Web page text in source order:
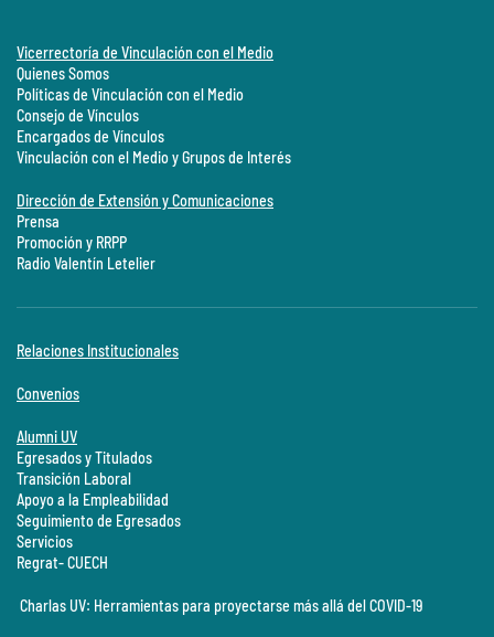
Vicerrectoría de Vinculación con el Medio
Quienes Somos
Políticas de Vinculación con el Medio
Consejo de Vínculos
Encargados de Vínculos
Vinculación con el Medio y Grupos de Interés
Dirección de Extensión y Comunicaciones
Prensa
Promoción y RRPP
Radio Valentín Letelier
Relaciones Institucionales
Convenios
Alumni UV
Egresados y Titulados
Transición Laboral
Apoyo a la Empleabilidad
Seguimiento de Egresados
Servicios
Regrat- CUECH
Charlas UV: Herramientas para proyectarse más allá del COVID-19